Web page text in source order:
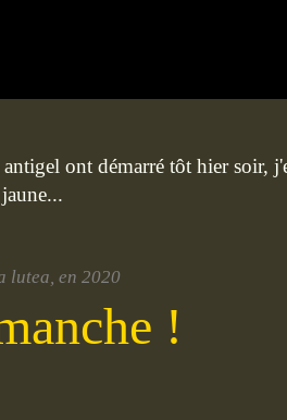
ont démarré tôt hier soir,
lutea, en 2020
!